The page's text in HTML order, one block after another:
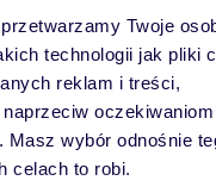
przetwarzamy Twoje
technologii jak pliki
reklam i treści,
oczekiwaniom
Masz wybór odnośnie
celach to robi.
Dwupoziomowe 4-pokoje z windą i dużym
987